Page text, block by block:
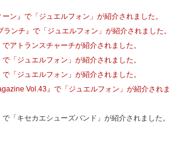
ーン』で「ジュエルフォン」が紹介されました。
ランチ』で「ジュエルフォン」が紹介されました。
アトランスチャーチが紹介されました。
「ジュエルフォン」が紹介されました。
「ジュエルフォン」が紹介されました。
Vol.43』で「ジュエルフォン」が紹介されま
で「キセカエシューズバンド」が紹介されました。